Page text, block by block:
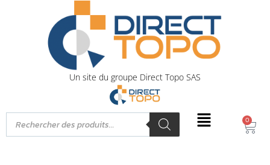
Un site du groupe Direct Topo SAS
0